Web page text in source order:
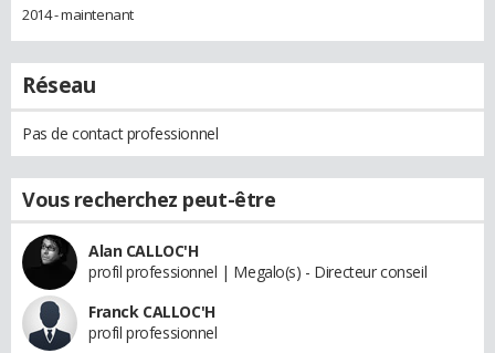
2014 - maintenant
Réseau
Pas de contact professionnel
Vous recherchez peut-être
Alan CALLOC'H
profil professionnel | Megalo(s) - Directeur conseil
Franck CALLOC'H
profil professionnel